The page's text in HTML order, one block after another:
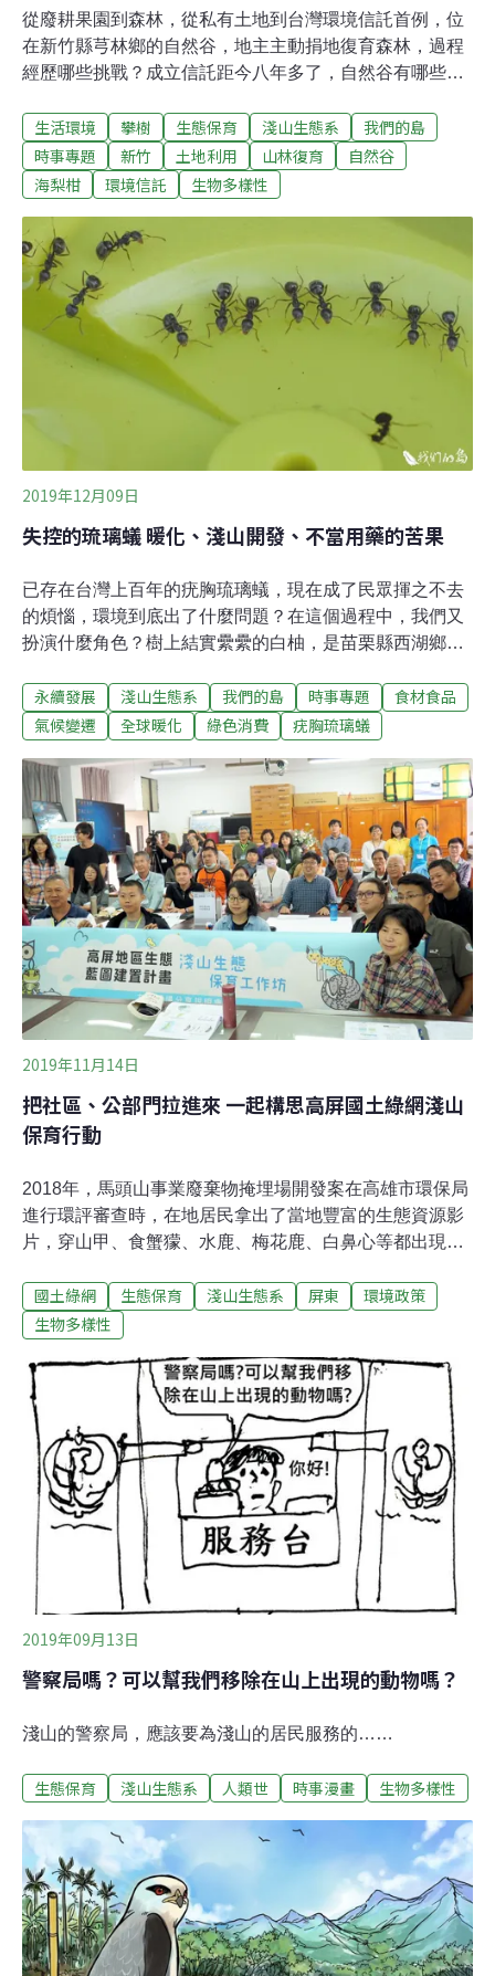
從廢耕果園到森林，從私有土地到台灣環境信託首例，位
在新竹縣芎林鄉的自然谷，地主主動捐地復育森林，過程
經歷哪些挑戰？成立信託距今八年多了，自然谷有哪些變
月舉辦免費導覽活動，帶民眾領會低海拔森林的奧妙。
2007年，因為守護環境的共同夢想，六位荒野保護協會的
夥伴集資買下土地，當時是廢耕20多年的柑橘園，2008年
其中三位因為金融海嘯撤資離開，2011年，三位地主決定
將土地進行環境信託，簽訂三年契約，委託荒野保護協會
管理， 2014年契約到期後，地主決定改由台灣環境資訊協
會管理。所謂的信託，是受信託法保護的財產管理制度，
委託人將財產權委託後，受託人必須遵守契約內容進行管
理，如果受益人是不特定對象，就屬於公益信託。環境信
託就是公益信託的一種。
生活環境 攀樹 生態保育 淺山生態系
我們的島
時事專題
新竹 土地利用 山林復育
自然谷
海梨柑
環境信託 生物多樣性
2019年12月09日
失控的琉璃蟻 暖化、淺山開發、不當用藥的苦果
已存在台灣上百年的疣胸琉璃蟻，現在成了民眾揮之不去
的煩惱，環境到底出了什麼問題？在這個過程中，我們又
扮演什麼角色？樹上結實纍纍的白柚，是苗栗縣西湖鄉的
時，都會遇到一種黑色的琉璃蟻，只要一驚擾牠們，就會
開始狂奔猛竄，甚至爬到農民身上，影響工作進度，夏天
璃蟻的蹤跡，牠們直接入侵家中，居民每天都要花很多時
間處理。新竹市高峰里鄰近山區，這兩年，門窗的縫隙、
電箱、監視器，都成了琉璃蟻的築巢地點。這種名為疣胸
琉璃蟻的物種，主要分布在中南部，海拔500公尺以下的
淺山地區，百年前台灣就有相關紀錄的本土蟻種，樹棲型
的琉璃蟻，喜歡在樹葉背面、落葉堆和各種隙縫間築巢，
多蟻后的特性，讓牠們可以迅速擴展族群。七、八年前，
琉璃蟻開始在嘉義、南投、台南等零星鄉造成蟻害，之後
便逐步擴散，現在北至新竹市都有牠們的蹤跡。長期研究
永續發展 淺山生態系 我們的島 時事專題
食材食品
氣候變遷
全球暖化 綠色消費 疣胸琉璃蟻
2019年11月14日
把社區、公部門拉進來 一起構思高屏國土綠網淺山
保育行動
2018年，馬頭山事業廢棄物掩埋場開發案在高雄市環保局
進行環評審查時，在地居民拿出了當地豐富的生態資源影
片，穿山甲、食蟹獴、水鹿、梅花鹿、白鼻心等都出現
的泥岩惡地生態資源匱乏，證實了馬頭山這片特殊地景，
有完整的植物生態系和哺乳類動物，不僅有別於其他泥岩
成為重要的生態廊道。馬頭山開發案爭議在今年初高雄市
府宣布停止後畫下句點。原本為守護家園、參與抗爭而組
成的自救會，轉型成立地方非營利組織「馬頭山自然人文
協會」，從土地出發，致力於自然生態、傳統文化的保護
和推廣，為家鄉的環境永續而努力。抗爭結束 馬頭山自救
會轉型投入土地文化保育「馬頭山有特殊的地景和生態
系，這裡保有傳統農村的生活，是國土綠網中極具代表性
的淺山生態廊道。」 馬頭山自然人文協會會長黃惠敏，上
週在屏東林管處舉辦的高屏淺山生態保育工作坊受訪
國土綠網 生態保育 淺山生態系 屏東
環境政策
生物多樣性
2019年09月13日
警察局嗎？可以幫我們移除在山上出現的動物嗎？
淺山的警察局，應該要為淺山的居民服務的……
生態保育 淺山生態系 人類世 時事漫畫 生物多樣性